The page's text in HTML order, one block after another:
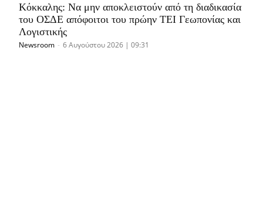
Κόκκαλης: Να μην αποκλειστούν από τη διαδικασία
του ΟΣΔΕ απόφοιτοι του πρώην ΤΕΙ Γεωπονίας και
Λογιστικής
Newsroom - 6 Αυγούστου 2026 | 09:31